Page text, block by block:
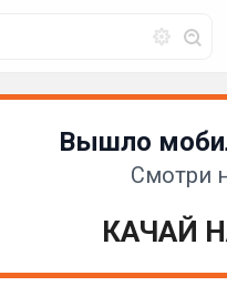
Вышло
Смотри
КАЧАЙ